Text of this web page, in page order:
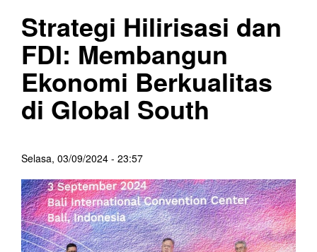
Strategi Hilirisasi dan
FDI: Membangun
Ekonomi Berkualitas
di Global South
Selasa, 03/09/2024 - 23:57